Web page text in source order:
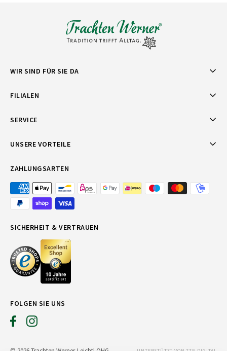
WIR SIND FÜR SIE DA
FILIALEN
SERVICE
UNSERE VORTEILE
ZAHLUNGSARTEN
FOLGEN SIE UNS
SICHERHEIT & VERTRAUEN